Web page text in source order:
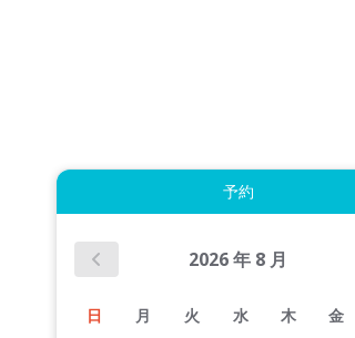
予約
2026年 8 月
日 月 火 水 木 金